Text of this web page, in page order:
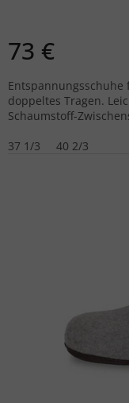
73 €
doppeltes Tragen.
Schaumstoff-
37 1/3
40 2/3